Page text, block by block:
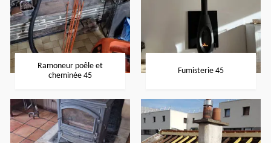
Ramoneur poêle et
cheminée 45
Fumisterie 45